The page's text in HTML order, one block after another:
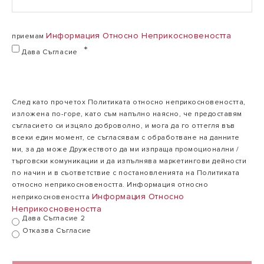
Макс./мин.
топлинна
БГВ макс./мин.
топлинна
мощност PCI
24,9/3,533,0/4,8 kW
ВРЪЩАНЕ
ЕМИСИИ
приемам Информация Относно Неприкосновеността
Дава Съгласие
След като прочетох Политиката относно неприкосновеността,
изложена по-горе, като съм напълно наясно, че предоставям
съгласието си изцяло доброволно, и мога да го оттегля във
всеки един момент, се съгласявам с обработване на данните
ми, за да може Дружеството да ми изпраща промоционални /
търговски комуникации и да изпълнява маркетингови дейности
по начин и в съответствие с постановленията на Политиката
относно неприкосновеността. Информация относно
неприкосновеността Информация Относно
Неприкосновеността
Дава Съгласие 2
Отказва Съгласие